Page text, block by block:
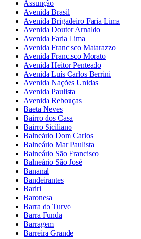
Assunção
Avenida Brasil
Avenida Brigadeiro Faria Lima
Avenida Doutor Arnaldo
Avenida Faria Lima
Avenida Francisco Matarazzo
Avenida Francisco Morato
Avenida Heitor Penteado
Avenida Luís Carlos Berrini
Avenida Nações Unidas
Avenida Paulista
Avenida Rebouças
Baeta Neves
Bairro dos Casa
Bairro Siciliano
Balneário Dom Carlos
Balneário Mar Paulista
Balneário São Francisco
Balneário São José
Bananal
Bandeirantes
Bariri
Baronesa
Barra do Turvo
Barra Funda
Barragem
Barreira Grande